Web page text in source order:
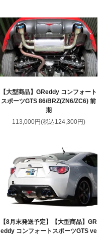
【大型商品】GReddy コンフォート
スポーツGTS 86/BRZ(ZN6/ZC6) 前
期
113,000円(税込124,300円)
【8月末発送予定】【大型商品】GR
eddy コンフォートスポーツGTS ve